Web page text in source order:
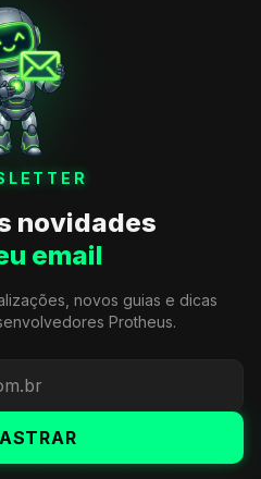
novidades
email
novos guias e dicas
Protheus.